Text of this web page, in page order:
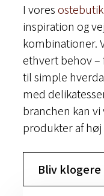
I vores ostebutik
inspiration og
kombinationer.
ethvert behov –
til simple
med
branchen kan vi
produkter af høj
Bliv klogere